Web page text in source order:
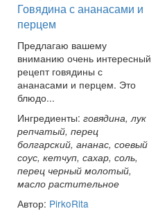
Говядина с ананасами и
перцем
Предлагаю вашему
вниманию очень интересный
рецепт говядины с
ананасами и перцем. Это
блюдо...
Ингредиенты: говядина, лук
репчатый, перец
болгарский, ананас, соевый
соус, кетчуп, сахар, соль,
перец черный молотый,
масло растительное
Автор: PirkoRita